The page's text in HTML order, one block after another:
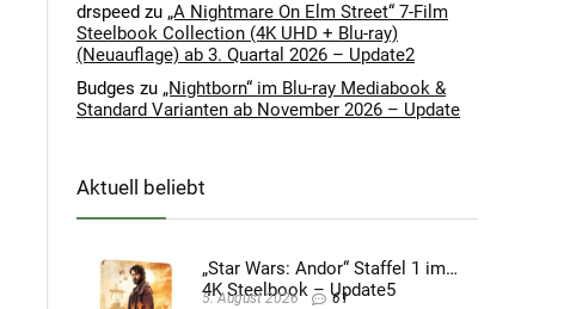
drspeed zu „A Nightmare On Elm Street“ 7-Film
Steelbook Collection (4K UHD + Blu-ray)
(Neuauflage) ab 3. Quartal 2026 – Update2
Budges zu „Nightborn“ im Blu-ray Mediabook &
Standard Varianten ab November 2026 – Update
Aktuell beliebt
„Star Wars: Andor“ Staffel 1 im
4K Steelbook – Update5
5. August 2026 61